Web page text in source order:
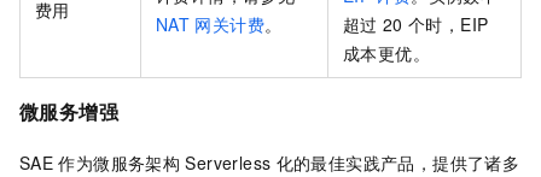
费用
NAT 网关计费。
超过 20 个时，EIP
成本更优。
微服务增强
SAE 作为微服务架构 Serverless 化的最佳实践产品，提供了诸多